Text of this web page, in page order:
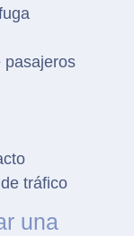
pasajeros
tráfico
una